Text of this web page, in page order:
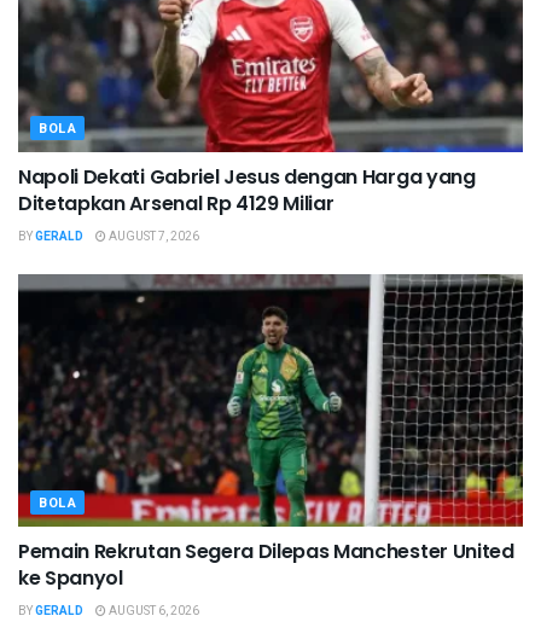
BOLA
Napoli Dekati Gabriel Jesus dengan Harga yang
Ditetapkan Arsenal Rp 4129 Miliar
BYGERALD AUGUST 7, 2026
BOLA
Pemain Rekrutan Segera Dilepas Manchester United
ke Spanyol
BYGERALD AUGUST 6, 2026